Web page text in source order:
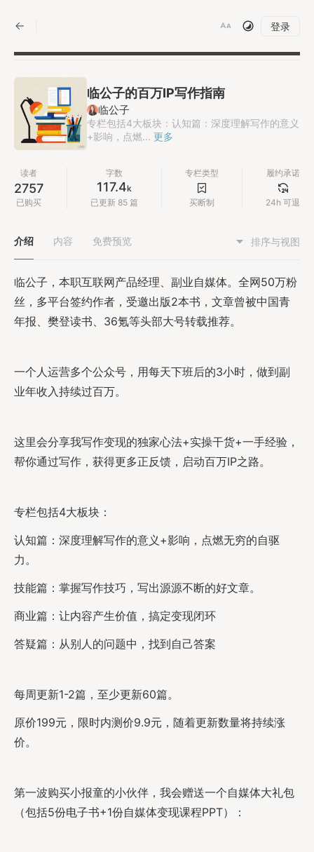
登录
临公子的百万IP写作指南
临公子
专栏包括4大板块：认知篇：深度理解写作的意义
+影响，点燃... 更多
读者
2757
已购买
字数
117.4k
已更新 85 篇
专栏类型
买断制
履约承诺
24h 可退
介绍 内容 免费预览 排序与视图
临公子，本职互联网产品经理、副业自媒体。全网50万粉
丝，多平台签约作者，受邀出版2本书，文章曾被中国青
年报、樊登读书、36氪等头部大号转载推荐。
一个人运营多个公众号，用每天下班后的3小时，做到副
业年收入持续过百万。
这里会分享我写作变现的独家心法+实操干货+一手经验，
帮你通过写作，获得更多正反馈，启动百万IP之路。
专栏包括4大板块：
认知篇：深度理解写作的意义+影响，点燃无穷的自驱
力。
技能篇：掌握写作技巧，写出源源不断的好文章。
商业篇：让内容产生价值，搞定变现闭环
答疑篇：从别人的问题中，找到自己答案
每周更新1-2篇，至少更新60篇。
原价199元，限时内测价9.9元，随着更新数量将持续涨
价。
第一波购买小报童的小伙伴，我会赠送一个自媒体大礼包
（包括5份电子书+1份自媒体变现课程PPT）：